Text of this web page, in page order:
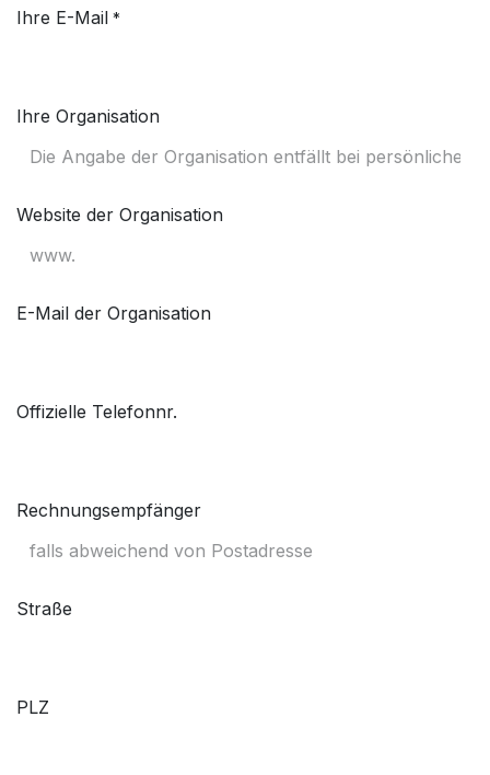
Ihre E-Mail *
Ihre Organisation
Website der Organisation
E-Mail der Organisation
Offizielle Telefonnr.
Rechnungsempfänger
Straße
PLZ